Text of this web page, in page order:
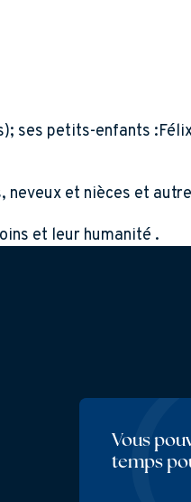
ses petits-enfants
neveux et nièces et
et leur humanité .
Vous
temps